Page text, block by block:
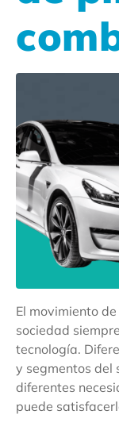
El movimiento
sociedad
tecnología.
y segmentos del
diferentes
puede